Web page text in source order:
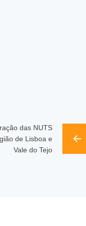
das NUTS
de Lisboa e
Vale do Tejo